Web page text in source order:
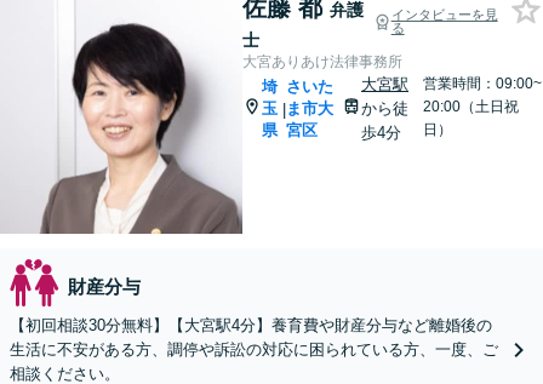
佐藤 都 弁護
士
インタビューを見
る
大宮ありあけ法律事務所
埼
玉
県
|
さいた
ま市大
宮区
大宮駅
から徒
歩4分
営業時間：09:00~
20:00（土日祝
日）
財産分与
【初回相談30分無料】【大宮駅4分】養育費や財産分与など離婚後の
生活に不安がある方、調停や訴訟の対応に困られている方、一度、ご
相談ください。